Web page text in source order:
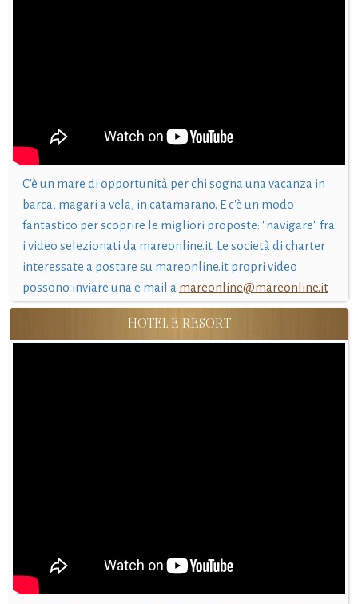
C'è un mare di opportunità per chi sogna una vacanza in
barca, magari a vela, in catamarano. E c'è un modo
fantastico per scoprire le migliori proposte: "navigare" fra
i video selezionati da mareonline.it. Le società di charter
interessate a postare su mareonline.it propri video
possono inviare una e mail a mareonline@mareonline.it
HOTEL E RESORT